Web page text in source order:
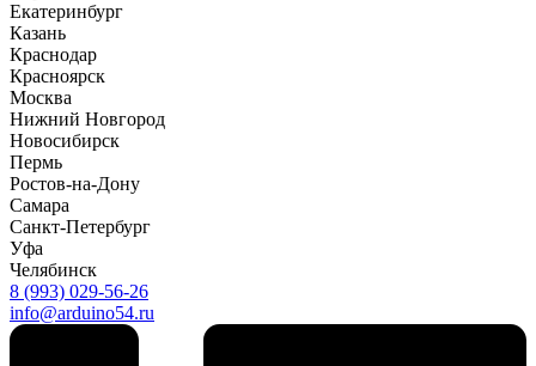
Екатеринбург
Казань
Краснодар
Красноярск
Москва
Нижний Новгород
Новосибирск
Пермь
Ростов-на-Дону
Самара
Санкт-Петербург
Уфа
Челябинск
8 (993) 029-56-26
info@arduino54.ru